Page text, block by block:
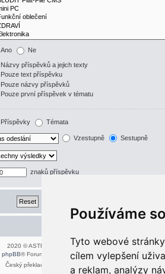
Používáme
Tyto webové
cílem vylepšení
a reklam, analýzy
Ano Ne
Názvy příspěvků a jejich texty
Pouze text příspěvku
Pouze názvy příspěvků
Pouze první příspěvek v tématu
Příspěvky Témata
Vzestupně Sestupně
znaků příspěvku
2020 © ASTRA - CZ s.r.o.
phpBB® Forum Software © phpBB Limited
Český překlad –